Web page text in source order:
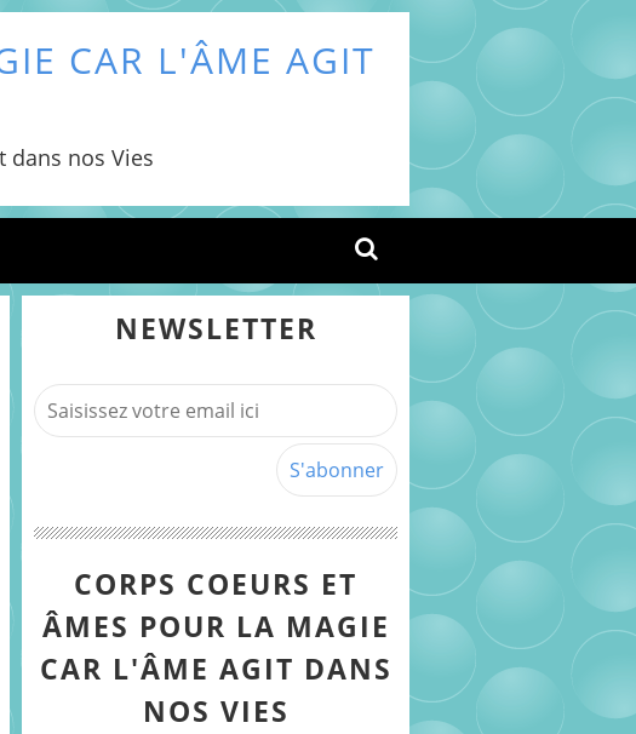
CAR L'ÂME AGIT
dans nos Vies
NEWSLETTER
CORPS COEURS ET
ÂMES POUR LA MAGIE
CAR L'ÂME AGIT DANS
NOS VIES